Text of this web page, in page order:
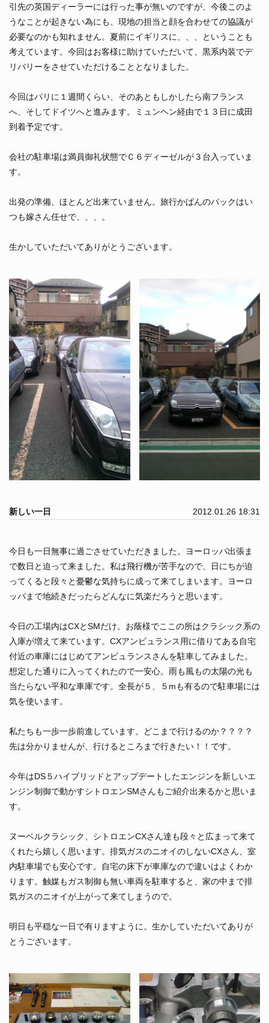
引先の英国ディーラーには行った事が無いのですが、今後このよ
うなことが起きない為にも、現地の担当と顔を合わせての協議が
必要なのかも知れません。夏前にイギリスに、、、ということも
考えています。今回はお客様に助けていただいて、黒系内装でデ
リバリーをさせていただけることとなりました。
今回はパリに１週間くらい、そのあともしかしたら南フランス
へ、そしてドイツへと進みます。ミュンヘン経由で１３日に成田
到着予定です。
会社の駐車場は満員御礼状態でＣ６ディーゼルが３台入っていま
す。
出発の準備、ほとんど出来ていません。旅行かばんのパックはい
つも嫁さん任せで、、、。
生かしていただいてありがとうございます。
新しい一日 2012.01.26 18:31
今日も一日無事に過ごさせていただきました。ヨーロッパ出張ま
で数日と迫って来ました。私は飛行機が苦手なので、日にちが迫
ってくると段々と憂鬱な気持ちに成って来てしまいます。ヨーロ
ッパまで地続きだったらどんなに気楽だろうと思います。
今日の工場内はCXとSMだけ。お蔭様でここの所はクラシック系の
入庫が増えて来ています。CXアンビュランス用に借りてある自宅
付近の車庫にはじめてアンビュランスさんを駐車してみました。
想定した通りに入ってくれたので一安心。雨も風もの太陽の光も
当たらない平和な車庫です。全長が５、５mも有るので駐車場には
気を使います。
私たちも一歩一歩前進しています。どこまで行けるのか？？？？
先は分かりませんが、行けるところまで行きたい！！です。
今年はDS５ハイブリッドとアップデートしたエンジンを新しいエ
ンジン制御で動かすシトロエンSMさんもご紹介出来るかと思いま
す。
ヌーベルクラシック、シトロエンCXさん達も段々と広まって来て
くれたら嬉しく思います。排気ガスのニオイのしないCXさん、室
内駐車場でも安心です。自宅の床下が車庫なので違いはよくわか
ります。触媒もガス制御も無い車両を駐車すると、家の中まで排
気ガスのニオイが上がって来てしまうので。
明日も平穏な一日で有りますように。生かしていただいてありが
とうございます。